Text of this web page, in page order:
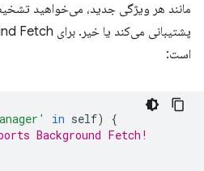
مانند هر ویژگی جدید، می‌خواهید
است:
in self)
{
Background Fetch!